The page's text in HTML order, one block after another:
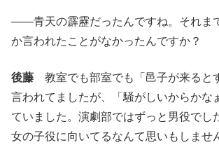
――青天の霹靂だったんですね。それま
か言われたことがなかったんですか？
後藤 教室でも部室でも「邑子が来ると
言われてましたが、「騒がしいからかな
ていました。演劇部ではずっと男役でし
女の子役に向いてるなんて思いもしませ